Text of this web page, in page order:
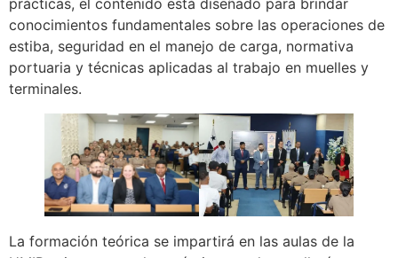
conocimientos fundamentales sobre las operaciones de
estiba, seguridad en el manejo de carga, normativa
portuaria y técnicas aplicadas al trabajo en muelles y
terminales.
La formación teórica se impartirá en las aulas de la